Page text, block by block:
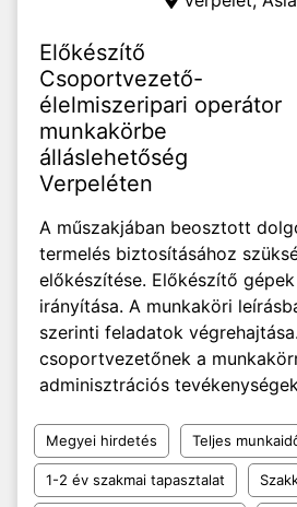
Előkészítő
Csoportvezető-
élelmiszeripari operátor
munkakörbe
álláslehetőség
Verpeléten
A műszakjában beosztott
termelés biztosításához
előkészítése. Előkészítő
irányítása. A munkaköri
szerinti feladatok
csoportvezetőnek a
adminisztrációs
Megyei hirdetés Teljes
1-2 év szakmai tapasztalat